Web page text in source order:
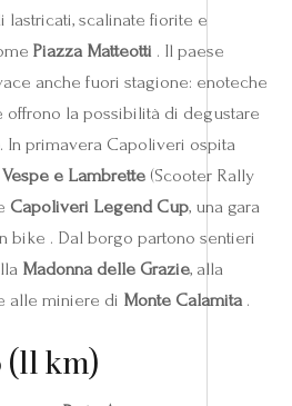
scalinate fiorite e
Piazza Matteotti . Il paese
anche fuori stagione: enoteche
offrono la possibilità di degustare
In primavera Capoliveri ospita
e Lambrette (Scooter Rally
Capoliveri Legend Cup, una gara
bike . Dal borgo partono sentieri
Madonna delle Grazie, alla
alle miniere di Monte Calamita.
km)